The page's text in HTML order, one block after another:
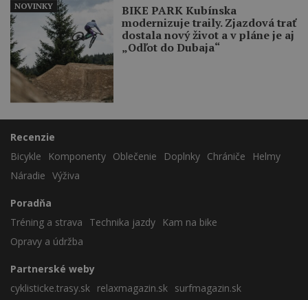
BIKE PARK Kubínska
modernizuje traily. Zjazdová trať
dostala nový život a v pláne je aj
„Odľot do Dubaja“
NOVINKY
Recenzie
Bicykle
Komponenty Oblečenie Doplnky Chrániče
Helmy
Náradie Výživa
Poradňa
Tréning a strava
Technika jazdy
Kam na bike
Opravy a údržba
Partnerské weby
cyklisticke.trasy.sk relaxmagazin.sk surfmagazin.sk